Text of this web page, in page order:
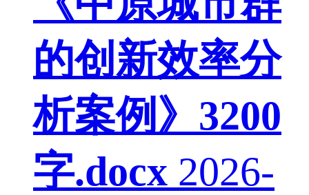
的创新效率分
析案例》3200
字.docx 2026-